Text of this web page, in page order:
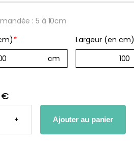
: 5 à 10cm
* Largeur (en cm)
€
+ Ajouter au panier